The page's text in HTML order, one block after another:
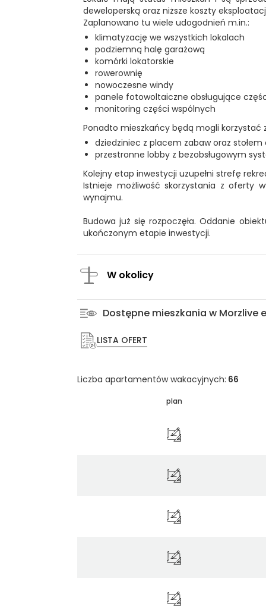
deweloperską oraz niższe koszty
Zaplanowano tu wiele udogodnień m.in.:
klimatyzację we wszystkich lokalach
podziemną halę garażową
komórki lokatorskie
rowerownię
nowoczesne windy
panele fotowoltaiczne obsługujące
monitoring części wspólnych
Ponadto mieszkańcy będą mogli korzystać
dziedziniec z placem zabaw oraz
przestronne lobby z bezobsługowym
Kolejny etap inwestycji uzupełni strefę
Istnieje możliwość skorzystania z oferty
wynajmu.
Budowa już się rozpoczęła. Oddanie
ukończonym etapie inwestycji.
W okolicy
Dostępne mieszkania w Morzlive
LISTA OFERT
Liczba apartamentów wakacyjnych: 66
plan